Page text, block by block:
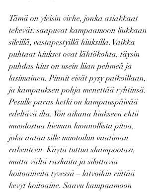
Tämä on yleisin virhe, jonka asiakkaat
tekevät: saapuvat kampaamoon liukkaan
sileillä, vastapestyillä hiuksilla. Vaikka
puhtaat hiukset ovat lähtökohta, täysin
puhdas hius on usein liian pehmeä ja
lasimainen. Pinnit eivät pysy paikoillaan,
ja kampauksen pohja menettää ryhtinsä.
Pesulle paras hetki on kampauspäivää
edeltävä ilta. Yön aikana hiukseen ehtii
muodostua hieman luonnollista pitoa,
joka antaa sille muotoilun vaatiman
rakenteen. Käytä tuttua shampootasi,
mutta vältä raskaita ja silottavia
hoitoaineita tyvessä – latvoihin riittää
kevyt hoitoaine. Saavu kampaamoon